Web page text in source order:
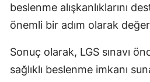
beslenme alışkanlıklarını
önemli bir adım olarak
Sonuç olarak, LGS sınavı
sağlıklı beslenme imkanı